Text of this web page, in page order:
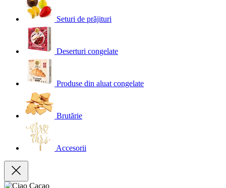
Seturi de prăjituri
Deserturi congelate
Produse din aluat congelate
Brutărie
Accesorii